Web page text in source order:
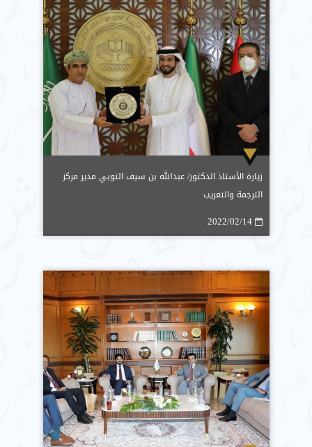
زيارة الأستاذ الدكتور/ عبدالله بن سيف التوبي مدير مركز
الترجمة والتعريب
2022/02/14